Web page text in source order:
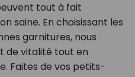
tout à fait
saine. En choisissant les
garnitures, nous
de vitalité tout en
Faites de vos petits-